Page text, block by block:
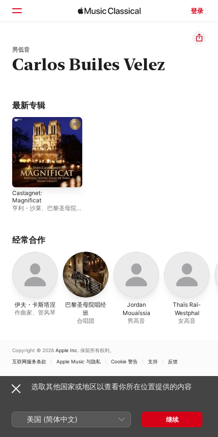
登录
浏览
男低音
Carlos Builes Velez
最新专辑
Castagnet:
Magnificat
亨利・沙莱、 巴黎圣母院唱
经常合作
伊夫・卡斯塔涅
作曲家、管风琴
巴黎圣母院唱经
班
合唱团
Jordan
Mouaïssia
男高音
Thaïs Raï-
Westphal
女高音
Copyright © 2026 Apple Inc. 保留所有权利。
互联网服务条款
Apple Music 与隐私 Cookie 警告 支持 反馈
选取其他国家或地区以查看你所在位置提供的内容
美国 (简体中文) 继续